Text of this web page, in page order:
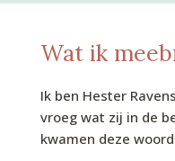
Wat ik
Ik ben Hester
vroeg wat zij in de
kwamen deze